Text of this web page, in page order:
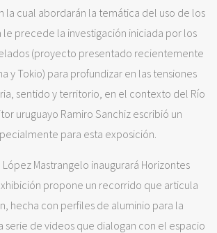
la cual abordarán la temática del uso de los
le precede la investigación iniciada por los
(proyecto presentado recientemente
y Tokio) para profundizar en las tensiones
sentido y territorio, en el contexto del Río
uruguayo Ramiro Sanchiz escribió un
para esta exposición.
López Mastrangelo inaugurará Horizontes
propone un recorrido que articula
hecha con perfiles de aluminio para la
serie de videos que dialogan con el espacio